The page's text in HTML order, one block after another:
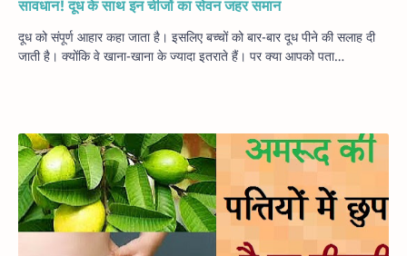
सावधान! दूध के साथ इन चीजों का सेवन जहर समान
दूध को संपूर्ण आहार कहा जाता है। इसलिए बच्चों को बार-बार दूध पीने की सलाह दी
जाती है। क्योंकि वे खाना-खाना के ज्यादा इतराते हैं। पर क्या आपको पता…